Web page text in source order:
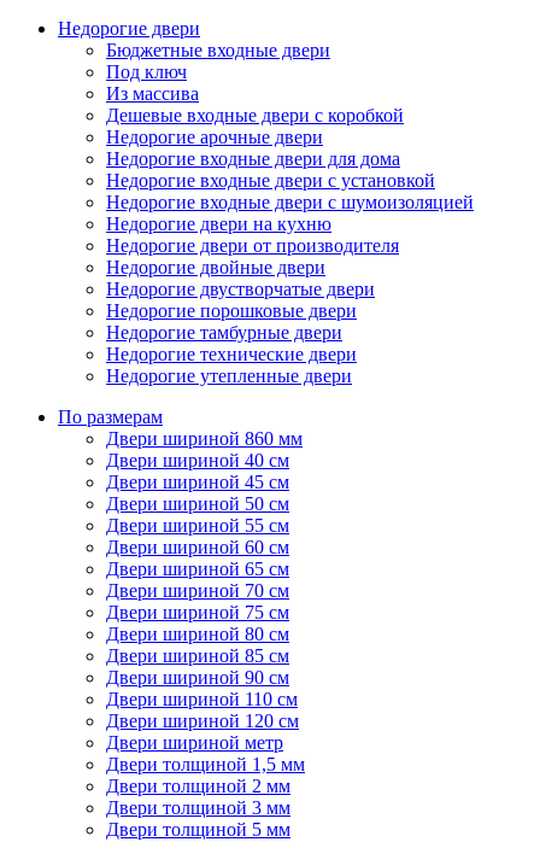
Недорогие двери
Бюджетные входные двери
Под ключ
Из массива
Дешевые входные двери с коробкой
Недорогие арочные двери
Недорогие входные двери для дома
Недорогие входные двери с установкой
Недорогие входные двери с шумоизоляцией
Недорогие двери на кухню
Недорогие двери от производителя
Недорогие двойные двери
Недорогие двустворчатые двери
Недорогие порошковые двери
Недорогие тамбурные двери
Недорогие технические двери
Недорогие утепленные двери
По размерам
Двери шириной 860 мм
Двери шириной 40 см
Двери шириной 45 см
Двери шириной 50 см
Двери шириной 55 см
Двери шириной 60 см
Двери шириной 65 см
Двери шириной 70 см
Двери шириной 75 см
Двери шириной 80 см
Двери шириной 85 см
Двери шириной 90 см
Двери шириной 110 см
Двери шириной 120 см
Двери шириной метр
Двери толщиной 1,5 мм
Двери толщиной 2 мм
Двери толщиной 3 мм
Двери толщиной 5 мм